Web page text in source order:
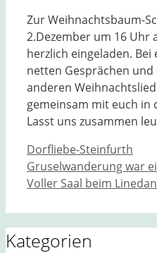
Zur Weihnachtsbaum-
2.Dezember um 16 Uhr
herzlich eingeladen.
netten Gesprächen
anderen
gemeinsam mit euch in
Lasst uns zusammen
Kategorien
Dorfliebe-Steinfurth
Gruselwanderung war
Voller Saal beim
Kategorien